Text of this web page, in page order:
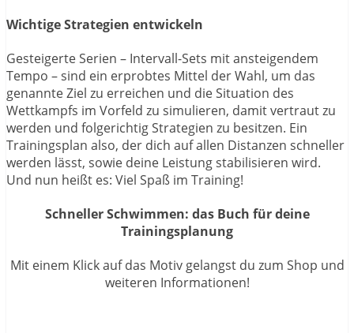
Wichtige Strategien entwickeln
Gesteigerte Serien – Intervall-Sets mit ansteigendem
Tempo – sind ein erprobtes Mittel der Wahl, um das
genannte Ziel zu erreichen und die Situation des
Wettkampfs im Vorfeld zu simulieren, damit vertraut zu
werden und folgerichtig Strategien zu besitzen. Ein
Trainingsplan also, der dich auf allen Distanzen schneller
werden lässt, sowie deine Leistung stabilisieren wird.
Und nun heißt es: Viel Spaß im Training!
Schneller Schwimmen: das Buch für deine
Trainingsplanung
Mit einem Klick auf das Motiv gelangst du zum Shop und
weiteren Informationen!